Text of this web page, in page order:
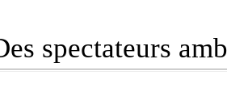
spectateurs